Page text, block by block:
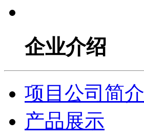
企业介绍
项目公司简介
产品展示